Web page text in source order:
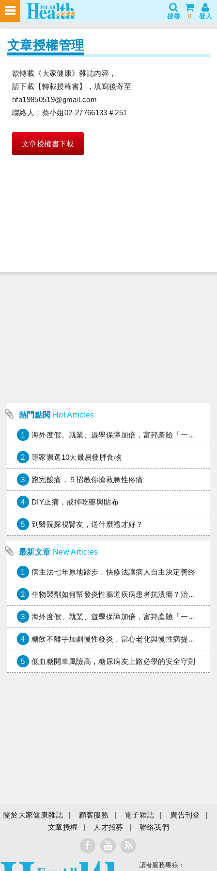
搜尋 0 登入
文章授權管理
欲轉載《大家健康》雜誌內容，
請下載【轉載授權書】，填寫後寄至
hfa19850519@gmail.com
聯絡人：蔡小姐02-27766133＃251
文章授權書下載
熱門點閱 Hot Articles
1 海外度假、就業、遊學保障加倍，富邦產險「一期逐夢」專案加碼遠距醫療與緊急救援
2 專家票選10大最易發胖食物
3 跑完酸痛，５招教你搶救急性疼痛
4 DIY止痛，戒掉吃藥與貼布
5 到醫院探視腎友，送什麼禮才好？
最新文章 New Articles
1 病主法七年原地踏步，快修法讓病人自主決定善終
2 生物製劑如何幫發炎性腸道疾病患者抗潰瘍？治療進展與健保給付困境一次看
3 海外度假、就業、遊學保障加倍，富邦產險「一期逐夢」專案加碼遠距醫療與緊急救援
4 糖飲不離手加劇慢性發炎，當心老化與慢性病提早報到
5 低血糖開車風險高，糖尿病友上路必學的安全守則
關於大家健康雜誌 顧客服務 電子雜誌
廣告刊登
文章授權
人才招募 聯絡我們
大家健康
讀者服務專線：